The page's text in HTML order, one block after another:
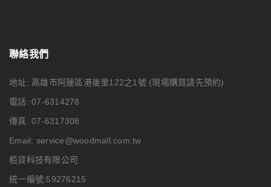
聯絡我們
地址: 高雄市阿蓮區港後里122之1號 (現場購買請先預約)
電話: 07-6314278
傳真: 07-6317308
Email: service@woodmall.com.tw
栢貨科技有限公司
統一編號:59276215